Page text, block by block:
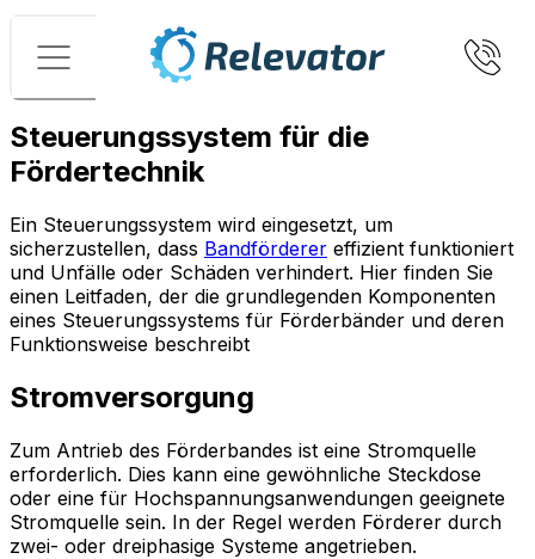
Menü
Steuerungssystem für die
Fördertechnik
Ein Steuerungssystem wird eingesetzt, um
sicherzustellen, dass Bandförderer effizient funktioniert
und Unfälle oder Schäden verhindert. Hier finden Sie
einen Leitfaden, der die grundlegenden Komponenten
eines Steuerungssystems für Förderbänder und deren
Funktionsweise beschreibt
Stromversorgung
Zum Antrieb des Förderbandes ist eine Stromquelle
erforderlich. Dies kann eine gewöhnliche Steckdose
oder eine für Hochspannungsanwendungen geeignete
Stromquelle sein. In der Regel werden Förderer durch
zwei- oder dreiphasige Systeme angetrieben.